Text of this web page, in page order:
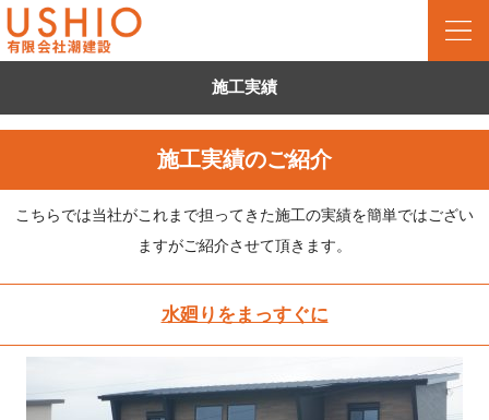
施工実績
施工実績のご紹介
こちらでは当社がこれまで担ってきた施工の実績を簡単ではござい
ますがご紹介させて頂きます。
水廻りをまっすぐに